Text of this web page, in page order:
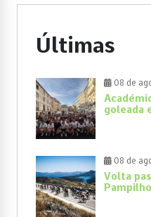
Últimas
08 de
goleada
08 de
Volta